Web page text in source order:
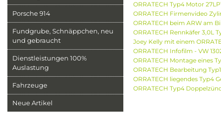
Porsche 914
Fundgrube, Schnäppchen, neu
und gebraucht
Dienstleistungen 100%
Auslastung
Fahrzeuge
Neue Artikel
ORRATECH Typ4 Motor
ORRATECH Firmenvideo
ORRATECH beim ARW am
ORRATECH Rennkäfer 3,0L
Joey Kelly mit einem
ORRATECH Infofilm - VW
ORRATECH Montage eines
ORRATECH Bearbeitung
ORRATECH liegendes Typ4
ORRATECH Typ4